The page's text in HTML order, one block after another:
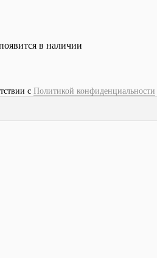
в наличии
с Политикой конфиденциальности